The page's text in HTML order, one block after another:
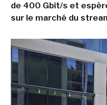
de 400 Gbit/s et
sur le marché du